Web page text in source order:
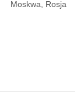
Moskwa, Rosja